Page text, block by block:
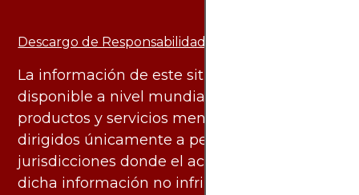
Descargo de Responsabilidad:
La información de este sitio web está
disponible a nivel mundial. Sin embargo, los
productos y servicios mencionados están
dirigidos únicamente a personas en
jurisdicciones donde el acceso y uso de
dicha información no infringe leyes o